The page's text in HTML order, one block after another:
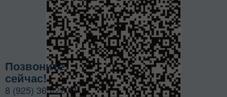
Позвоните
сейчас!
8 (925) 365-22-11